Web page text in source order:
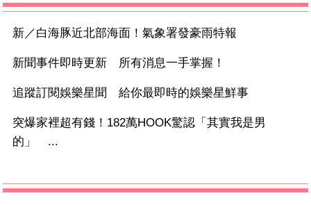
新／白海豚近北部海面！氣象署發豪雨特報
新聞事件即時更新 所有消息一手掌握！
追蹤訂閱娛樂星聞 給你最即時的娛樂星鮮事
突爆家裡超有錢！182萬HOOK驚認「其實我是男
的」 ...